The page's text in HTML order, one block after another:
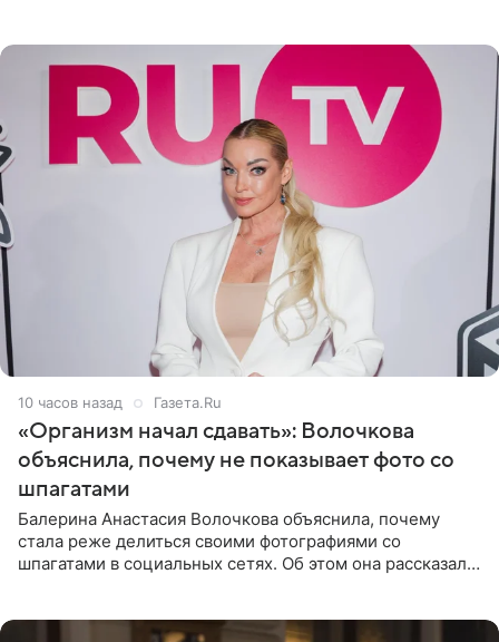
10 часов назад Газета.Ru
«Организм начал сдавать»: Волочкова
объяснила, почему не показывает фото со
шпагатами
Балерина Анастасия Волочкова объяснила, почему
стала реже делиться своими фотографиями со
шпагатами в социальных сетях. Об этом она рассказала